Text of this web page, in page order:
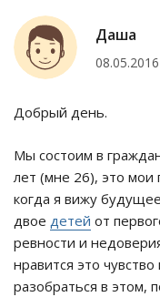
Даша
08.05.2016
Добрый день.
Мы состоим в
лет (мне 26), это
когда я вижу
двое детей от
ревности и
нравится это
разобраться в этом,